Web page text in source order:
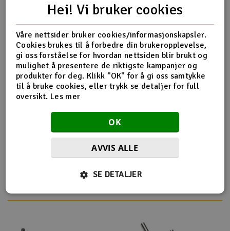
Raketter
Smarthjem, lek & hobby
Solenergi
Sparkesykler & elkjøretøy
Verktøy, utstyr & tilbehør
Produktinformasjon
HPI-Z525 Flat Head Screw M3x6mm (10)
Flere detaljer
Produktet er
Reservedeler HPI
Flere så også på
Hei! Vi bruker cookies
Våre nettsider bruker cookies/informasjonskapsler.
Cookies brukes til å forbedre din brukeropplevelse,
gi oss forståelse for hvordan nettsiden blir brukt og
mulighet å presentere de riktigste kampanjer og
produkter for deg. Klikk "OK" for å gi oss samtykke
til å bruke cookies, eller trykk se detaljer for full
oversikt. Les mer
OK
AVVIS ALLE
SE DETALJER